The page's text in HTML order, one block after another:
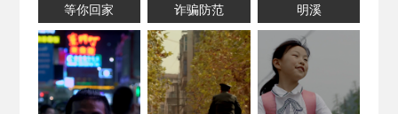
等你回家 诈骗防范 明溪